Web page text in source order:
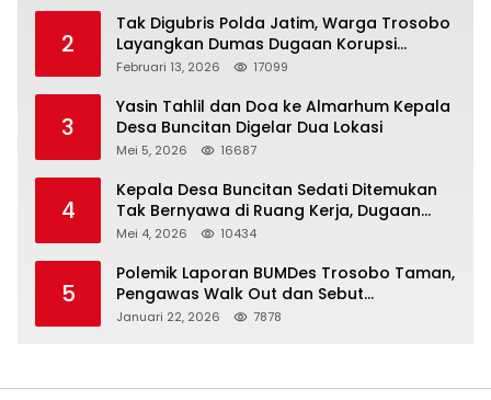
2
Tak Digubris Polda Jatim, Warga Trosobo
Layangkan Dumas Dugaan Korupsi
Oknum DPRD Sidoarjo ke Kapolri
Februari 13, 2026 17099
3
Yasin Tahlil dan Doa ke Almarhum Kepala
Desa Buncitan Digelar Dua Lokasi
Mei 5, 2026 16687
4
Kepala Desa Buncitan Sedati Ditemukan
Tak Bernyawa di Ruang Kerja, Dugaan
Bunuh Diri Menguat
Mei 4, 2026 10434
5
Polemik Laporan BUMDes Trosobo Taman,
Pengawas Walk Out dan Sebut
Kejanggalan
Januari 22, 2026 7878